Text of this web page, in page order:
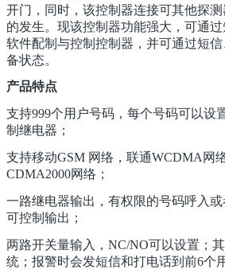
开门，同时，该控制器连接可其他探
的发生。现该控制器功能强大，可通
软件配制与控制控制器，并可通过短
备状态。
产品特点
支持999个用户号码，每个号码可以设
制继电器；
支持移动GSM 网络，联通WCDMA网
CDMA2000网络；
一路继电器输出，有权限的号码呼入
可控制输出；
两路开关量输入，NC/NO可以设置；
统；报警时会发短信和打电话到前6个